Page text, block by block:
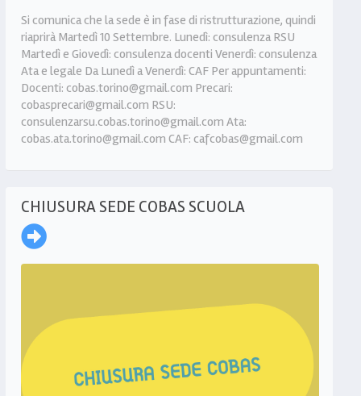
Si comunica che la sede è in fase di ristrutturazione, quindi
riaprirà Martedì 10 Settembre. Lunedì: consulenza RSU
Martedì e Giovedì: consulenza docenti Venerdì: consulenza
Ata e legale Da Lunedì a Venerdì: CAF Per appuntamenti:
Docenti: cobas.torino@gmail.com Precari:
cobasprecari@gmail.com RSU:
consulenzarsu.cobas.torino@gmail.com Ata:
cobas.ata.torino@gmail.com CAF: cafcobas@gmail.com
CHIUSURA SEDE COBAS SCUOLA